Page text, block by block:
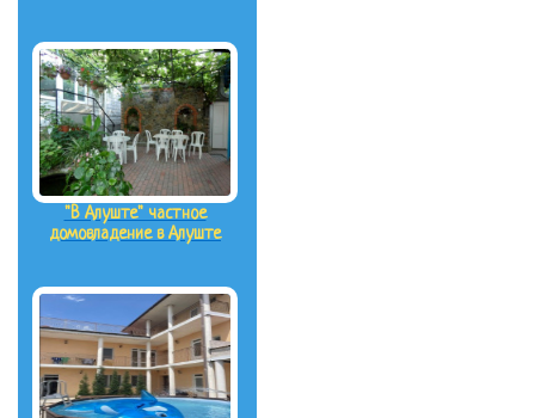
"В Алуште" частное
домовладение в Алуште